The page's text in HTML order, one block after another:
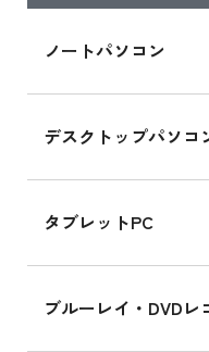
ノートパソコン
デスクトップパソコ
タブレットPC
ブルーレイ・DVDレ
ら
iPad mini シ
iPad mini 8.3
iPhone 16 シ
iPhone 16 の